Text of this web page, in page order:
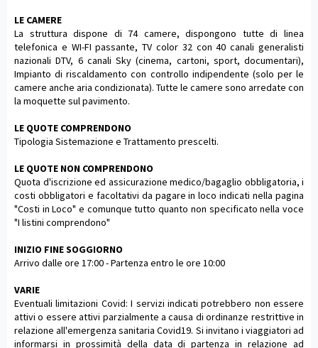
LE CAMERE
La struttura dispone di 74 camere, dispongono tutte di linea
telefonica e WI-FI passante, TV color 32 con 40 canali generalisti
nazionali DTV, 6 canali Sky (cinema, cartoni, sport, documentari),
Impianto di riscaldamento con controllo indipendente (solo per le
camere anche aria condizionata). Tutte le camere sono arredate con
la moquette sul pavimento.
LE QUOTE COMPRENDONO
Tipologia Sistemazione e Trattamento prescelti.
LE QUOTE NON COMPRENDONO
Quota d'iscrizione ed assicurazione medico/bagaglio obbligatoria, i
costi obbligatori e facoltativi da pagare in loco indicati nella pagina
"Costi in Loco" e comunque tutto quanto non specificato nella voce
"I listini comprendono"
INIZIO FINE SOGGIORNO
Arrivo dalle ore 17:00 - Partenza entro le ore 10:00
VARIE
Eventuali limitazioni Covid: I servizi indicati potrebbero non essere
attivi o essere attivi parzialmente a causa di ordinanze restrittive in
relazione all'emergenza sanitaria Covid19. Si invitano i viaggiatori ad
informarsi in prossimità della data di partenza in relazione ad